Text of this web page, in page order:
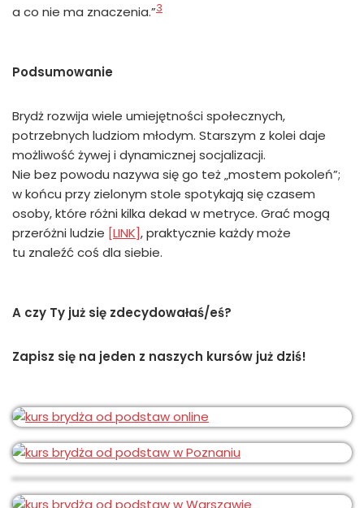
a co nie ma znaczenia.”3
Podsumowanie
Brydż rozwija wiele umiejętności społecznych,
potrzebnych ludziom młodym. Starszym z kolei daje
możliwość żywej i dynamicznej socjalizacji.
Nie bez powodu nazywa się go też „mostem pokoleń”;
w końcu przy zielonym stole spotykają się czasem
osoby, które różni kilka dekad w metryce. Grać mogą
przeróżni ludzie [LINK], praktycznie każdy może
tu znaleźć coś dla siebie.
A czy Ty już się zdecydowałaś/eś?
Zapisz się na jeden z naszych kursów już dziś!